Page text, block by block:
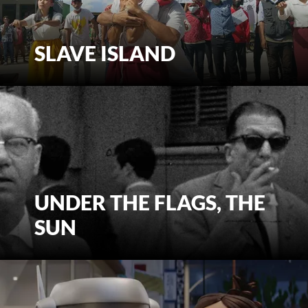
SLAVE ISLAND
BEKIJK MEER
UNDER THE FLAGS, THE
SUN
UNDER THE FLAGS, THE SUN
BEKIJK MEER
SPACE CADET